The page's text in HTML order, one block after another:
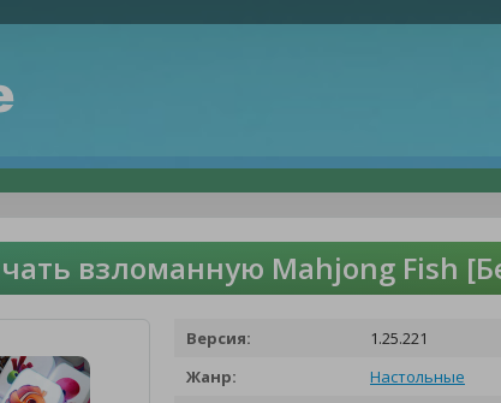
взломанную Mahjong Fish
Версия:
1.25.221
Жанр:
Настольные